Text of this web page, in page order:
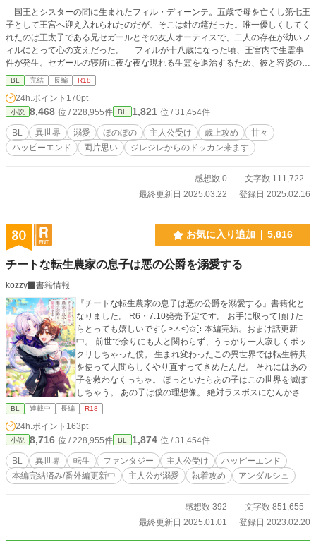
国王とシスターの間に生まれたフィル・ディーンテ。五歳で母を亡くし第七王
子として王宮へ迎え入れられたのだが、そこは針の筵だった。唯一優しくしてく
れたのは王太子である兄セガールとその友人オーティスで、二人の存在が幼いフ
ィルにとって心の支えだった。 フィルが十八歳になった頃、王宮内で生霊事
件が発生。セガールの寝所に夜な夜な現れる生霊を退治するため、彼と容姿のよ
く似たフィルが囮になることに。指揮を取るのは大魔法師になったオーティスで
「生霊が現れたら直ちに捉えます」と言ってたはずなのに何やら様子がおかし
い。 生霊はベッドに潜り込んでお触りを始めるし。想い人のオーティスはな
ぜか黙ってガン見してるし。どうしちゃったの、話が違うじゃん！頼むからしっ
かりしてくれよぉー！
BL 完結 長編 R18
24h.ポイント 170pt
小説 8,468 位 / 228,955件 BL 1,821 位 / 31,454件
BL 異世界 溺愛 ほのぼの 主人公受け 歳上攻め
甘々
ハッピーエンド
両片思い ジレジレからのドッカン来ます
感想数 0
文字数 111,722
最終更新日 2025.03.22
登録日 2025.02.16
30 お気に入り追加 5,816
チートな転生農家の息子は悪の公爵を溺愛する
kozzy
書籍情報
『チートな転生農家の息子は悪の公爵を溺愛する』書籍化と
なりました。 R6・7.10発売予定です。 お手に取って頂けた
らとっても嬉しいです(｡>ㅅ<)✩⡱ 本編完結。おまけ話更新
中。 前世で余りにも人と関わらず、うっかり一人寂しくポッ
クリしちゃった僕。 生まれ変わったこの異世界では転生特典
を使って人間らしくやり直すってきめたんだ。 それにはあの
子を救わなくっちゃ。 ほっといたらあの子はこの世界を滅ぼ
しちゃう。 あの子は僕の理想像。 絶対ラスボスになんかさせ
ないんだから！ R18は中盤から ※ R18 飛ばしてもお話はつ
ながる予定です
BL 連載中 長編 R18
24h.ポイント 163pt
小説 8,716 位 / 228,955件 BL 1,874 位 / 31,454件
BL 異世界 転生 ファンタジー 主人公受け
ハッピーエンド
本編完結済み/番外編更新中
主人公が溺愛 執着攻め アンダルシュ
感想数 392
文字数 851,655
最終更新日 2025.01.01
登録日 2023.02.20